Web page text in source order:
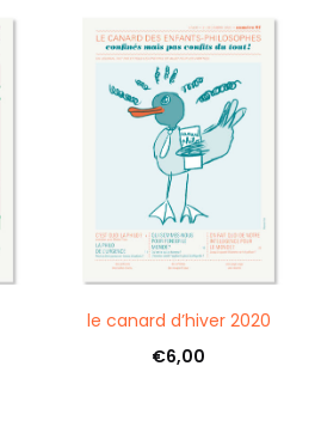
le canard d’hiver 2020
€6,00